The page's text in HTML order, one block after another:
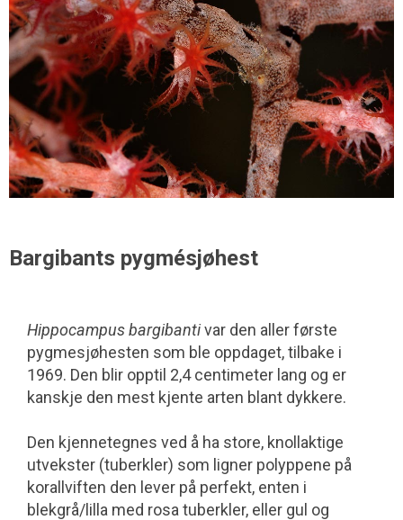
Bargibants pygmésjøhest
Hippocampus bargibantivar den aller første
pygmesjøhesten som ble oppdaget, tilbake i
1969. Den blir opptil 2,4 centimeter lang og er
kanskje den mest kjente arten blant dykkere.
Den kjennetegnes ved å ha store, knollaktige
utvekster (tuberkler) som ligner polyppene på
korallviften den lever på perfekt, enten i
blekgrå/lilla med rosa tuberkler, eller gul og